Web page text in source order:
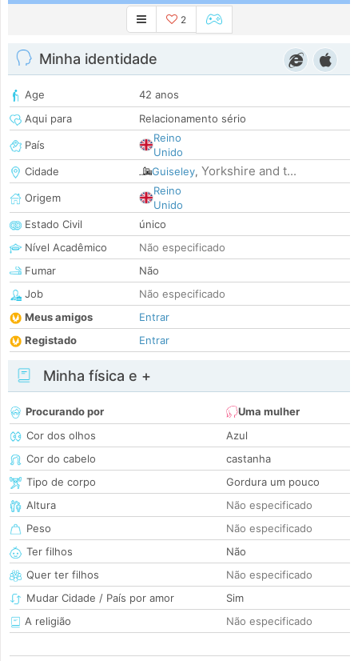
2
Minha identidade
Age
42 anos
Aqui para
Relacionamento sério
País
Reino
Unido
Cidade
Guiseley, Yorkshire and t...
Origem
Reino
Unido
Estado Civil
único
Nível Acadêmico
Não especificado
Fumar
Não
Job
Não especificado
Meus amigos
Entrar
Registado
Entrar
Minha física e +
Procurando por
Uma mulher
Cor dos olhos
Azul
Cor do cabelo
castanha
Tipo de corpo
Gordura um pouco
Altura
Não especificado
Peso
Não especificado
Ter filhos
Não
Quer ter filhos
Não especificado
Mudar Cidade / País por amor
Sim
A religião
Não especificado